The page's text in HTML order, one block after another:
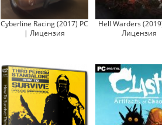
Cyberline Racing (2017) PC
| Лицензия
Hell Warders
Лицензия